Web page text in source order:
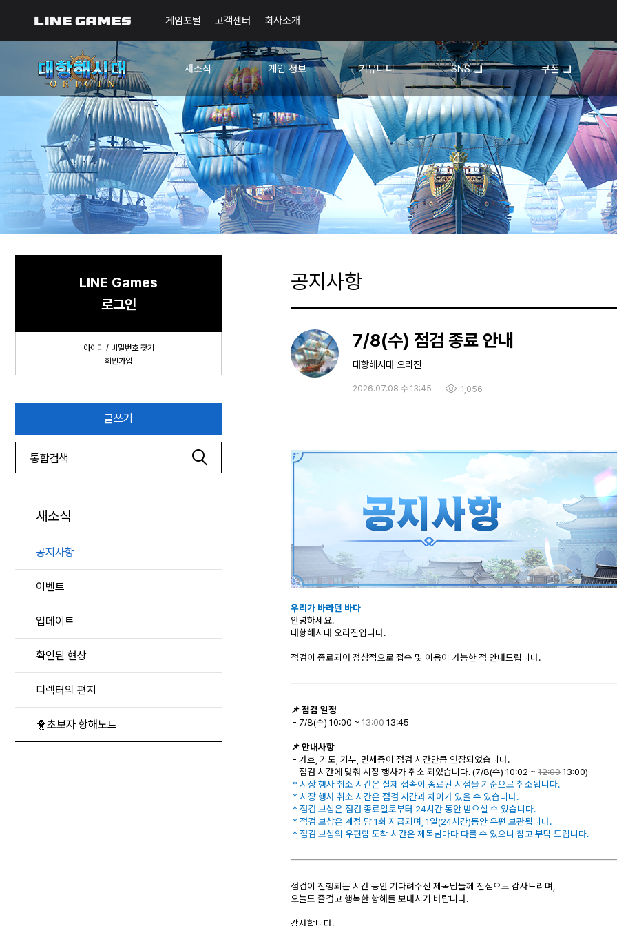
게임포털 고객센터 회사소개
새소식
공지사항
이벤트
확인된 현상
업데이트
디렉터의 편지
🐥초보자 항해노트
게임 정보
가이드
🌎오리진 맵
확률 정보
회식 항구 안내
커뮤니티
자유 게시판
공략 게시판
상회 모집
📷인증 이벤트
SNS
유튜브
TikTok
쿠폰
LINE Games
로그인
아이디 / 비밀번호 찾기
회원가입
글쓰기
새소식
공지사항
이벤트
업데이트
확인된 현상
디렉터의 편지
🐥초보자 항해노트
공지사항
7/8(수) 점검 종료 안내
대항해시대 오리진
2026.07.08 수 13:45 1,056
우리가 바라던 바다
안녕하세요.
대항해시대 오리진입니다.
점검이 종료되어 정상적으로 접속 및 이용이 가능한 점 안내드립니다.
📌 점검 일정
- 7/8(수) 10:00 ~ 13:0013:45
📌 안내사항
- 가호, 기도, 기부, 면세증이 점검 시간만큼 연장되었습니다.
- 점검 시간에 맞춰 시장 행사가 취소 되었습니다. (7/8(수) 10:02 ~ 12:0013:00)
* 시장 행사 취소 시간은 실제 접속이 종료된 시점을 기준으로 취소됩니다.
* 시장 행사 취소 시간은 점검 시간과 차이가 있을 수 있습니다.
* 점검 보상은 점검 종료일로부터 24시간 동안 받으실 수 있습니다.
* 점검 보상은 계정 당 1회 지급되며, 1일(24시간)동안 우편 보관됩니다.
* 점검 보상의 우편함 도착 시간은 제독님마다 다를 수 있으니 참고 부탁 드립니다.
점검이 진행되는 시간 동안 기다려주신 제독님들께 진심으로 감사드리며,
오늘도 즐겁고 행복한 항해를 보내시기 바랍니다.
감사합니다.